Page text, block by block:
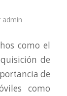
admin
como el
de
de
como